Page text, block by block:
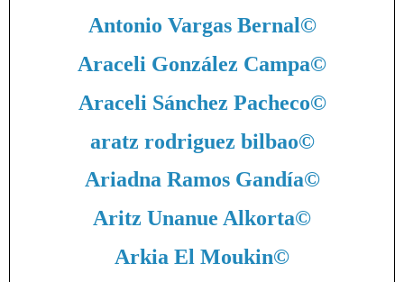
Antonio Vargas Bernal©
Araceli González Campa©
Araceli Sánchez Pacheco©
aratz rodriguez bilbao©
Ariadna Ramos Gandía©
Aritz Unanue Alkorta©
Arkia El Moukin©